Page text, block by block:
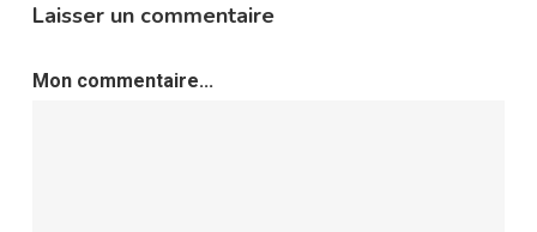
Laisser un commentaire
Mon commentaire...